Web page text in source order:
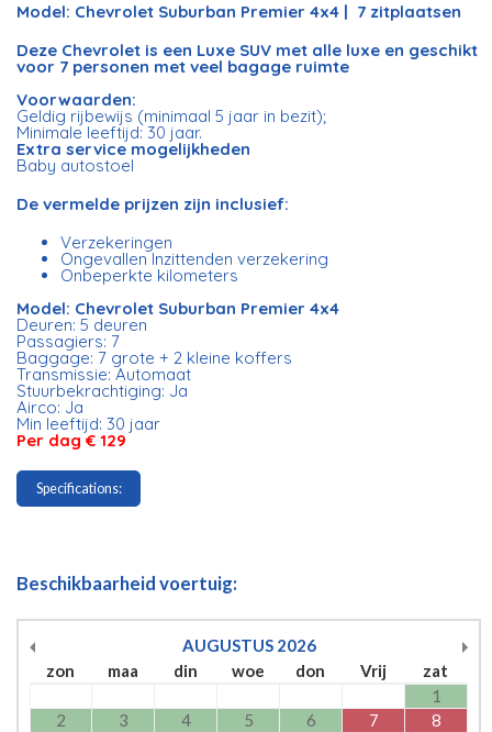
Model: Chevrolet Suburban Premier 4x4 | 7 zitplaatsen
Deze Chevrolet is een Luxe SUV met alle luxe en geschikt
voor 7 personen met veel bagage ruimte
Voorwaarden:
Geldig rijbewijs (minimaal 5 jaar in bezit);
Minimale leeftijd: 30 jaar.
Extra service mogelijkheden
Baby autostoel
De vermelde prijzen zijn inclusief:
Verzekeringen
Ongevallen Inzittenden verzekering
Onbeperkte kilometers
Model: Chevrolet Suburban Premier 4x4
Deuren: 5 deuren
Passagiers: 7
Baggage: 7 grote + 2 kleine koffers
Transmissie: Automaat
Stuurbekrachtiging: Ja
Airco: Ja
Min leeftijd: 30 jaar
Per dag € 129
Specifications:
Beschikbaarheid voertuig:
AUGUSTUS 2026
zon
maa din woe don Vrij
zat
1
2
3 4 5 6 7
8